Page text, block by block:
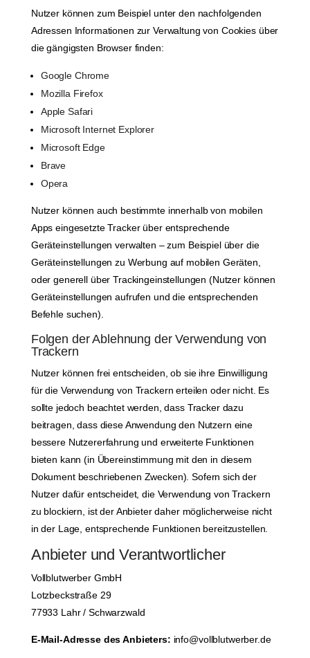
Nutzer können zum Beispiel unter den nachfolgenden
Adressen Informationen zur Verwaltung von Cookies über
die gängigsten Browser finden:
Google Chrome
Mozilla Firefox
Apple Safari
Microsoft Internet Explorer
Microsoft Edge
Brave
Opera
Nutzer können auch bestimmte innerhalb von mobilen
Apps eingesetzte Tracker über entsprechende
Geräteinstellungen verwalten – zum Beispiel über die
Geräteinstellungen zu Werbung auf mobilen Geräten,
oder generell über Trackingeinstellungen (Nutzer können
Geräteinstellungen aufrufen und die entsprechenden
Befehle suchen).
Folgen der Ablehnung der Verwendung von
Trackern
Nutzer können frei entscheiden, ob sie ihre Einwilligung
für die Verwendung von Trackern erteilen oder nicht. Es
sollte jedoch beachtet werden, dass Tracker dazu
beitragen, dass diese Anwendung den Nutzern eine
bessere Nutzererfahrung und erweiterte Funktionen
bieten kann (in Übereinstimmung mit den in diesem
Dokument beschriebenen Zwecken). Sofern sich der
Nutzer dafür entscheidet, die Verwendung von Trackern
zu blockiern, ist der Anbieter daher möglicherweise nicht
in der Lage, entsprechende Funktionen bereitzustellen.
Anbieter und Verantwortlicher
Vollblutwerber GmbH
Lotzbeckstraße 29
77933 Lahr / Schwarzwald
E-Mail-Adresse des Anbieters: info@vollblutwerber.de